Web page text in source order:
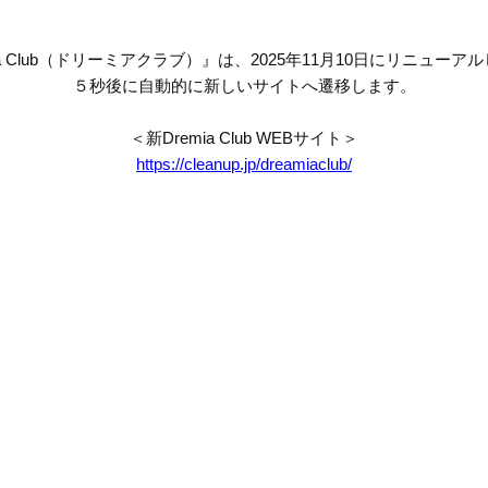
Club（ドリーミアクラブ）』は、2025年11月10日にリニューアル
５秒後に自動的に新しいサイトへ遷移します。
＜新Dremia Club WEBサイト＞
https://cleanup.jp/dreamiaclub/